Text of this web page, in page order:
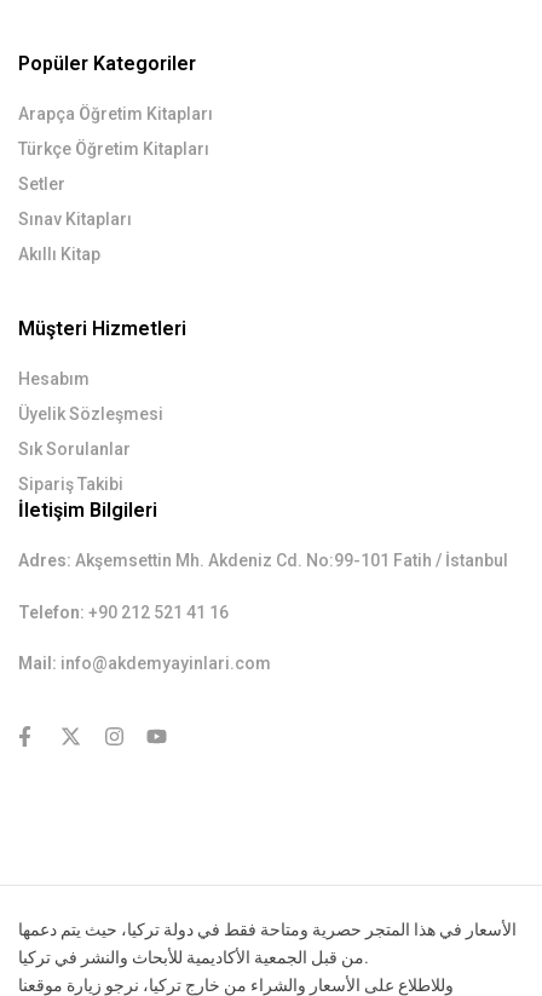
Popüler Kategoriler
Arapça Öğretim Kitapları
Türkçe Öğretim Kitapları
Setler
Sınav Kitapları
Akıllı Kitap
Müşteri Hizmetleri
Hesabım
Üyelik Sözleşmesi
Sık Sorulanlar
Sipariş Takibi
İletişim Bilgileri
Adres: Akşemsettin Mh. Akdeniz Cd. No:99-101 Fatih / İstanbul
Telefon: +90 212 521 41 16
Mail: info@akdemyayinlari.com
الأسعار في هذا المتجر حصرية ومتاحة فقط في دولة تركيا، حيث يتم دعمها
من قبل الجمعية الأكاديمية للأبحاث والنشر في تركيا.
وللاطلاع على الأسعار والشراء من خارج تركيا، نرجو زيارة موقعنا